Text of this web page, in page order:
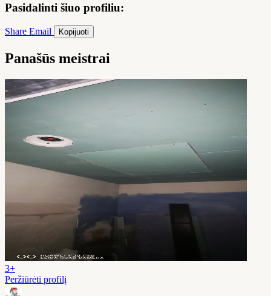
Pasidalinti šiuo profiliu:
Share Email Kopijuoti
Panašūs meistrai
3+
Peržiūrėti profilį